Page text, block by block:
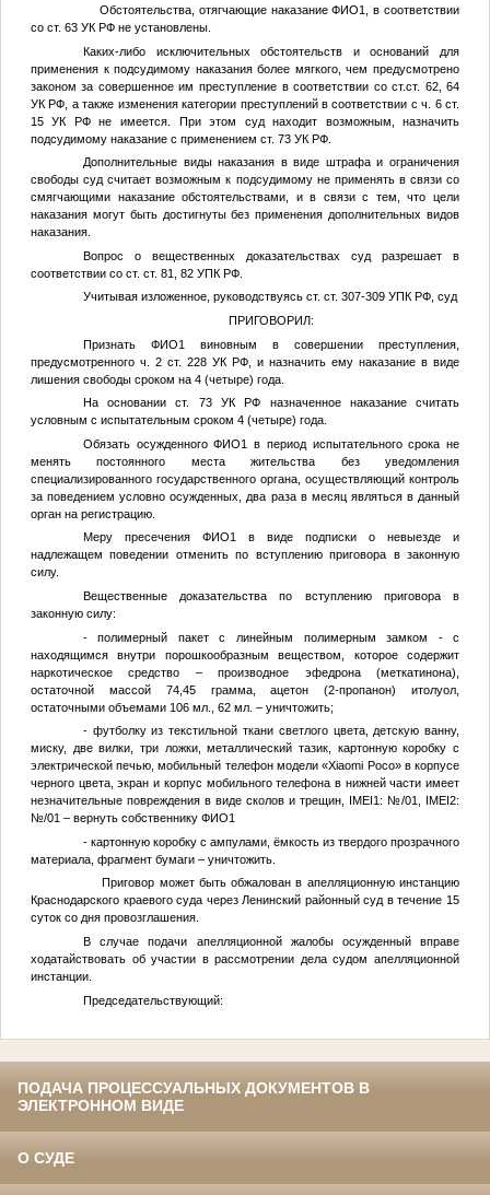
Обстоятельства, отягчающие наказаниеФИО1
, в соответствии
со ст. 63 УК РФ не установлены.
Каких-либо исключительных обстоятельств и оснований для
применения к подсудимому наказания более мягкого, чем предусмотрено
законом за совершенное им преступление в соответствии со ст.ст. 62, 64
УК РФ, а также изменения категории преступлений в соответствии с ч. 6 ст.
15 УК РФ не имеется. При этом суд находит возможным, назначить
подсудимому наказание с применением ст. 73 УК РФ.
Дополнительные виды наказания в виде штрафа и ограничения
свободы суд считает возможным к подсудимому не применять в связи со
смягчающими наказание обстоятельствами, и в связи с тем, что цели
наказания могут быть достигнуты без применения дополнительных видов
наказания.
Вопрос о вещественных доказательствах суд разрешает в
соответствии со ст. ст. 81, 82 УПК РФ.
Учитывая изложенное, руководствуясь ст. ст. 307-309 УПК РФ, суд
ПРИГОВОРИЛ:
Признать ФИО1
виновным в совершении преступления,
предусмотренного ч. 2 ст. 228 УК РФ, и назначить ему наказание в виде
лишения свободы сроком на 4 (четыре) года.
На основании ст. 73 УК РФ назначенное наказание считать
условным с испытательным сроком 4 (четыре) года.
Обязать осужденногоФИО1
в период испытательного срока не
менять постоянного места жительства без уведомления
специализированного государственного органа, осуществляющий контроль
за поведением условно осужденных, два раза в месяц являться в данный
орган на регистрацию.
Меру пресечения ФИО1
в виде подписки о невыезде и
надлежащем поведении отменить по вступлению приговора в законную
силу.
Вещественные доказательства по вступлению приговора в
законную силу:
- полимерный пакет с линейным полимерным замком - с
находящимся внутри порошкообразным веществом, которое содержит
наркотическое средство – производное эфедрона (меткатинона),
остаточной массой 74,45 грамма, ацетон (2-пропанон) итолуол,
остаточными объемами 106 мл., 62 мл. – уничтожить;
- футболку из текстильной ткани светлого цвета, детскую ванну,
миску, две вилки, три ложки, металлический тазик, картонную коробку с
электрической печью, мобильный телефон модели «Xiaomi Poco» в корпусе
черного цвета, экран и корпус мобильного телефона в нижней части имеет
незначительные повреждения в виде сколов и трещин, IMEI1: №/01, IMEI2:
№/01 – вернуть собственнику ФИО1
- картонную коробку с ампулами, ёмкость из твердого прозрачного
материала, фрагмент бумаги – уничтожить.
Приговор может быть обжалован в апелляционную инстанцию
Краснодарского краевого суда через Ленинский районный суд в течение 15
суток со дня провозглашения.
В случае подачи апелляционной жалобы осужденный вправе
ходатайствовать об участии в рассмотрении дела судом апелляционной
инстанции.
Председательствующий:
ПОДАЧА ПРОЦЕССУАЛЬНЫХ ДОКУМЕНТОВ В
ЭЛЕКТРОННОМ ВИДЕ
О СУДЕ